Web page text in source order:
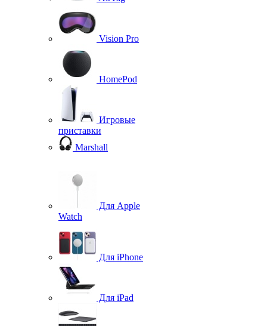
Vision Pro
HomePod
Игровые
приставки
Marshall
Для Apple
Watch
Для iPhone
Для iPad